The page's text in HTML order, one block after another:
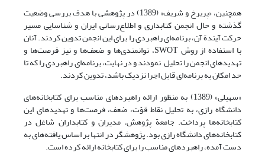
همچنین، «پریرخ و شریف» (1389) در پژوهشی با هدف بررسی وضعیت
گذشته و حال انجمن کتابداری و اطلاع‌رسانی ایران و شناسایی مسیر
حرکت آیندة آن، برنامه‌ای راهبردی را برای این انجمن تدوین کردند. آنان
با استفاده از روش SWOT، توانمندی‌ها و ضعف‌ها و نیز فرصت‌ها و
تهدیدهای انجمن را تحلیل نمودند و در نهایت، برنامه‌ای راهبردی را که تا
حد امکان به برنامه‌ای قابل اجرا نزدیک باشد، تدوین کردند.
«سهیلی» (1389) به منظور ارائه راهبردهای مناسب برای کتابخانه‌های
دانشگاه رازی، به تحلیل نقاط قوّت، ضعف، فرصت‌ها و تهدیدهای این
کتابخانه‌ها پرداخت. جامعة پژوهش، مدیران و کتابداران شاغل در
کتابخانه‌های دانشگاه رازی بود. پژوهشگر در انتها بر اساس یافته‌های به
دست آمده، راهبردهای مناسب را برای کتابخانه ارائه کرده است.